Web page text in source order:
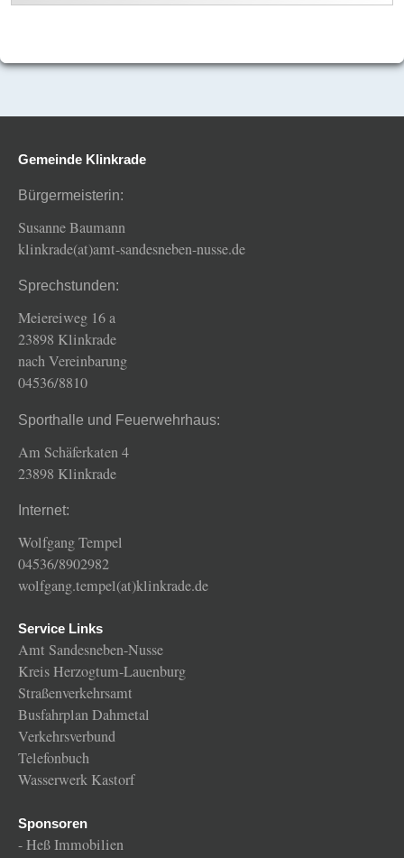
Gemeinde Klinkrade
Bürgermeisterin:
Susanne Baumann
klinkrade(at)amt-sandesneben-nusse.de
Sprechstunden:
Meiereiweg 16 a
23898 Klinkrade
nach Vereinbarung
04536/8810
Sporthalle und Feuerwehrhaus:
Am Schäferkaten 4
23898 Klinkrade
Internet:
Wolfgang Tempel
04536/8902982
wolfgang.tempel(at)klinkrade.de
Service Links
Amt Sandesneben-Nusse
Kreis Herzogtum-Lauenburg
Straßenverkehrsamt
Busfahrplan Dahmetal
Verkehrsverbund
Telefonbuch
Wasserwerk Kastorf
Sponsoren
-Heß Immobilien